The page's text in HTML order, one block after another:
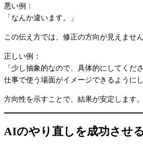
悪い例：
「なんか違います。」
この伝え方では、修正の方向が見えません
正しい例：
「少し抽象的なので、具体的にしてくださ
仕事で使う場面がイメージできるように
方向性を示すことで、結果が安定します。
AIのやり直しを成功させ